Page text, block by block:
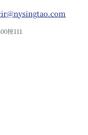
按111